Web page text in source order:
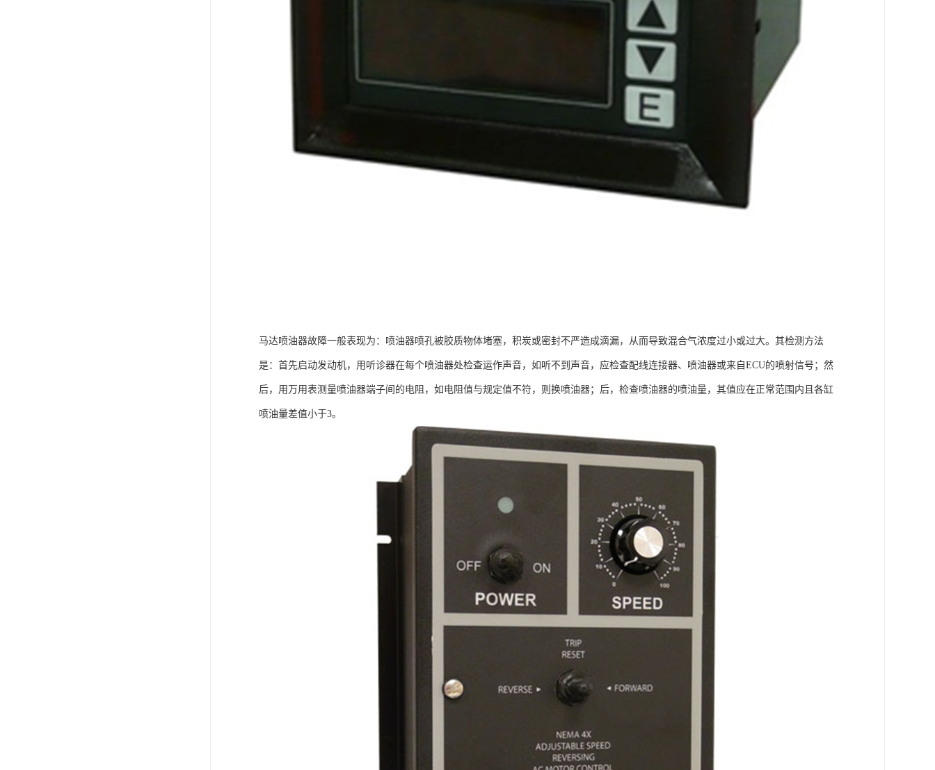
马达喷油器故障一般表现为：喷油器喷孔被胶质物体堵塞，积炭或密封不严造成滴漏，从而导致混合气浓度过小或过大。其检测方法
是：首先启动发动机，用听诊器在每个喷油器处检查运作声音，如听不到声音，应检查配线连接器、喷油器或来自ECU的喷射信号；然
后，用万用表测量喷油器端子间的电阻，如电阻值与规定值不符，则换喷油器；后，检查喷油器的喷油量，其值应在正常范围内且各缸
喷油量差值小于3。